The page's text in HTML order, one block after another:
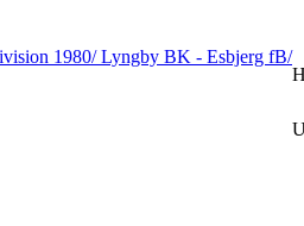
1980/Lyngby BK - Esbjerg fB/